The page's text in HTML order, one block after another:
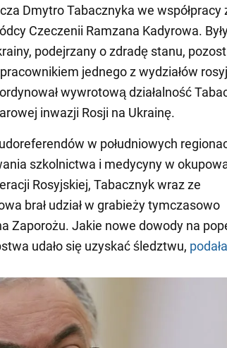
Dmytro Tabacznyka we współpracy
Czeczenii Ramzana Kadyrowa.
podejrzany o zdradę stanu,
jednego z wydziałów
wywrotową działalność
inwazji Rosji na Ukrainę.
w południowych
szkolnictwa i medycyny w
Rosyjskiej, Tabacznyk wraz ze
brał udział w grabieży tymczasowo
Zaporożu. Jakie nowe dowody na
udało się uzyskać śledztwu, podała